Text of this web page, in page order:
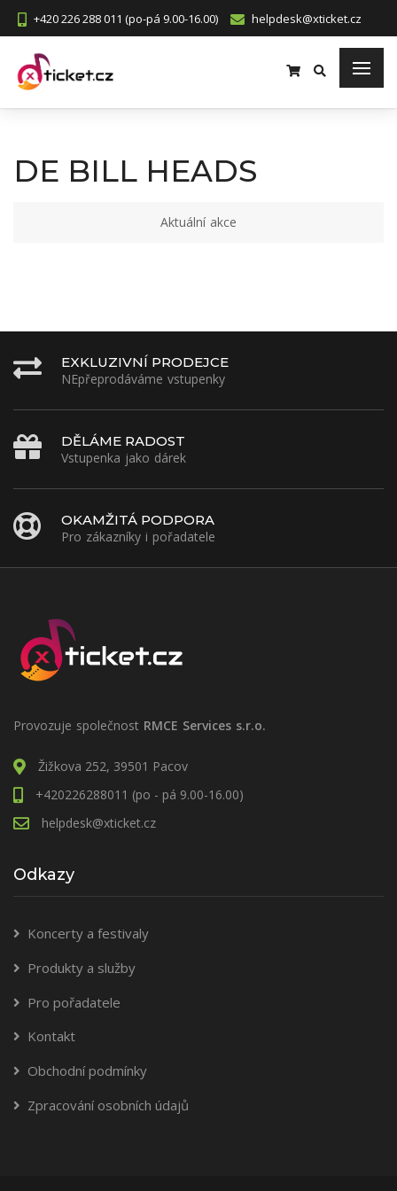
+420 226 288 011 (po-pá 9.00-16.00) helpdesk@xticket.cz
DE BILL HEADS
Aktuální akce
EXKLUZIVNÍ PRODEJCE
NEpřeprodáváme vstupenky
DĚLÁME RADOST
Vstupenka jako dárek
OKAMŽITÁ PODPORA
Pro zákazníky i pořadatele
Provozuje společnost RMCE Services s.r.o.
Žižkova 252, 39501 Pacov
+420226288011 (po - pá 9.00-16.00)
helpdesk@xticket.cz
Odkazy
Koncerty a festivaly
Produkty a služby
Pro pořadatele
Kontakt
Obchodní podmínky
Zpracování osobních údajů